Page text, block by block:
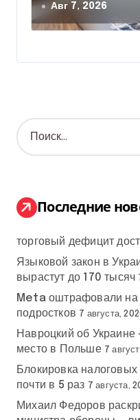
почти в 5 раз
Авг 7, 2026
Н
а
:
Последние
торговый дефицит
Языковой закон в
вырастут до 170 тысяч
Meta оштрафовали на
подростков 7 августа,
Навроцкий об
место в Польше 7
Блокировка
почти в 5 раз 7 августа,
Михаил Федоров